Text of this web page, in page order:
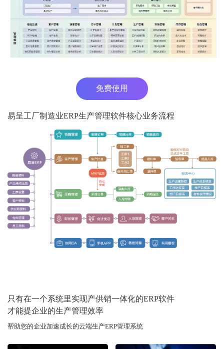
免费使用
易呈工厂制造业ERP生产管理软件核心业务流程
只有在一个系统里实现产供销一体化的ERP软件
才能提企业的生产管理效率
帮助您的企业加速成长的云端生产ERP管理系统